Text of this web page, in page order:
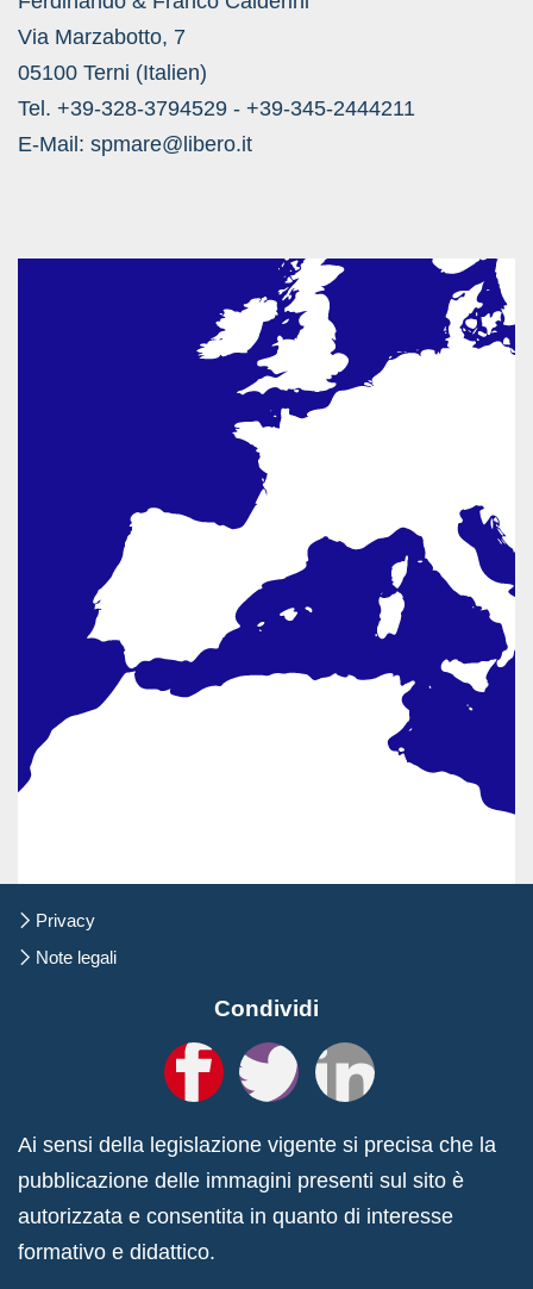
Via Marzabotto, 7
05100 Terni (Italien)
Tel. +39-328-3794529 - +39-345-2444211
E-Mail: spmare@libero.it
Salta
la
navigazione
Privacy
Note legali
Condividi
Ai sensi della legislazione vigente si precisa che la
pubblicazione delle immagini presenti sul sito è
autorizzata e consentita in quanto di interesse
formativo e didattico.